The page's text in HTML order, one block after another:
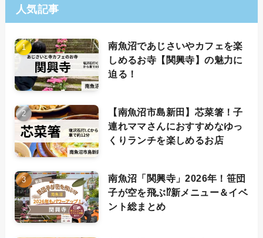
人気記事
南魚沼であじさいやカフェを楽
しめるお寺【関興寺】の魅力に
迫る！
【南魚沼市島新田】芯菜箸！子
連れママさんにおすすめなゆっ
くりランチを楽しめるお店
南魚沼「関興寺」2026年！笹団
子が空を飛ぶ⁉新メニュー＆イベ
ント総まとめ